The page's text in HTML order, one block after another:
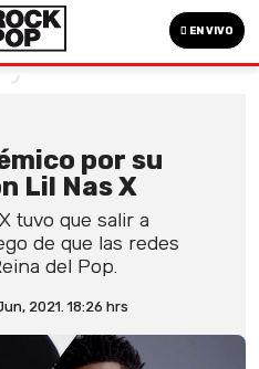
EN VIVO
por su
Lil Nas X
tuvo que salir a
de que las redes
del Pop.
2021. 18:26 hrs